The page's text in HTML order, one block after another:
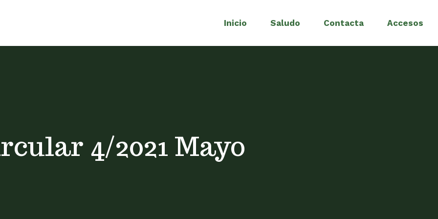
Inicio Saludo Contacta Accesos
4/2021 Mayo